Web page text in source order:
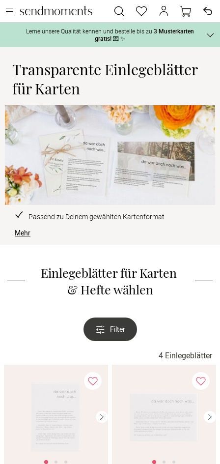
Vor der
Tag der
Nach der
Lerne unsere Qualität kennen und bestelle bis zu 3 Musterkarten
gratis!💌 ✨
Und so geht‘s:
1. Wähle bis zu 3 Kartendesigns
Produktseite und lasse Dir die Karten kostenlos per Post zusenden.
Transparente Einlegeblätter
für Karten
Passend zu Deinem gewählten Kartenformat
Mehr
Einlegeblätter für Karten
& Hefte wählen
Filter
4 Einlegeblätter